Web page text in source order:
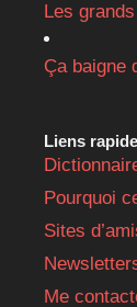
Les
Ça baigne
Liens
Pourquoi
Sites
Me